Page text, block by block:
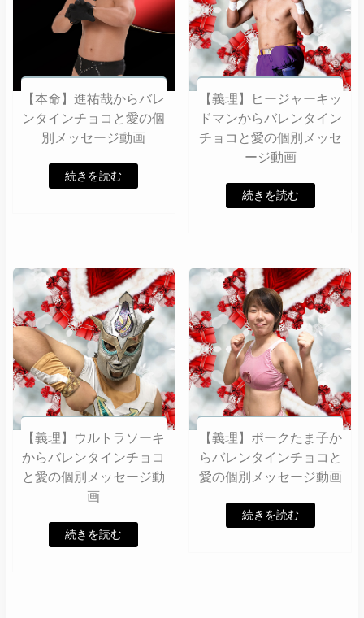
【本命】進祐哉からバレ
ンタインチョコと愛の個
別メッセージ動画
続きを読む
【義理】ヒージャーキッ
ドマンからバレンタイン
チョコと愛の個別メッセ
ージ動画
続きを読む
【義理】ウルトラソーキ
からバレンタインチョコ
と愛の個別メッセージ動
画
続きを読む
【義理】ポークたま子か
らバレンタインチョコと
愛の個別メッセージ動画
続きを読む